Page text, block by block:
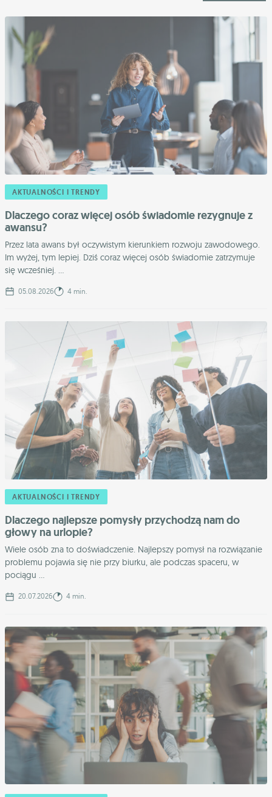
AKTUALNOŚCI I TRENDY
Dlaczego coraz więcej osób świadomie rezygnuje z
awansu?
Przez lata awans był oczywistym kierunkiem rozwoju zawodowego.
Im wyżej, tym lepiej. Dziś coraz więcej osób świadomie zatrzymuje
się wcześniej. ...
05.08.2026 4 min.
AKTUALNOŚCI I TRENDY
Dlaczego najlepsze pomysły przychodzą nam do
głowy na urlopie?
Wiele osób zna to doświadczenie. Najlepszy pomysł na rozwiązanie
problemu pojawia się nie przy biurku, ale podczas spaceru, w
pociągu ...
20.07.2026 4 min.